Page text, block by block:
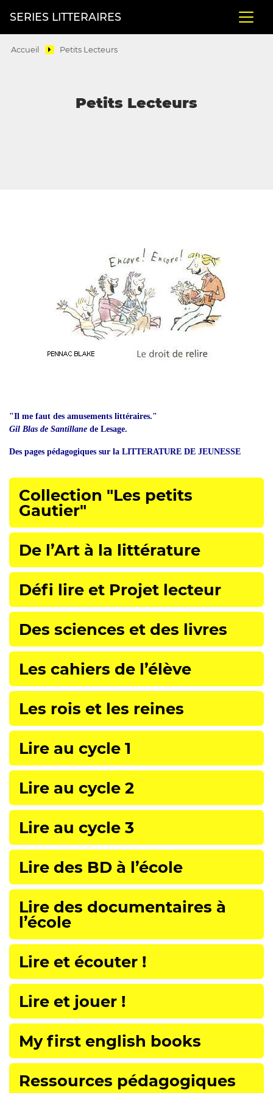
SERIES LITTERAIRES
Accueil Petits Lecteurs
Petits Lecteurs
"Il me faut des amusements littéraires."
Gil Blas de Santillane de Lesage.
Des pages pédagogiques sur la LITTERATURE DE JEUNESSE
Collection "Les petits
Gautier"
De l’Art à la littérature
Défi lire et Projet lecteur
Des sciences et des livres
Les cahiers de l’élève
Les rois et les reines
Lire au cycle 1
Lire au cycle 2
Lire au cycle 3
Lire des BD à l’école
Lire des documentaires à
l’école
Lire et écouter !
Lire et jouer !
My first english books
Ressources pédagogiques